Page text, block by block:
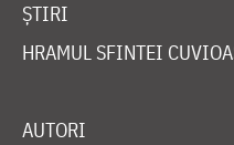
ȘTIRI
HRAMUL SFINTEI
AUTORI